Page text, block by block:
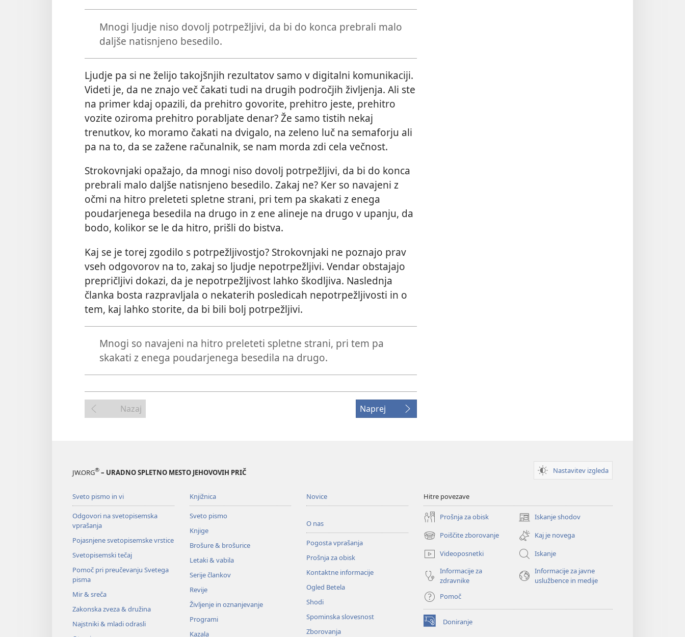
Mnogi ljudje niso dovolj potrpežljivi, da bi do konca prebrali malo
daljše natisnjeno besedilo.
Ljudje pa si ne želijo takojšnjih rezultatov samo v digitalni komunikaciji.
Videti je, da ne znajo več čakati tudi na drugih področjih življenja. Ali ste
na primer kdaj opazili, da prehitro govorite, prehitro jeste, prehitro
vozite oziroma prehitro porabljate denar? Že samo tistih nekaj
trenutkov, ko moramo čakati na dvigalo, na zeleno luč na semaforju ali
pa na to, da se zažene računalnik, se nam morda zdi cela večnost.
Strokovnjaki opažajo, da mnogi niso dovolj potrpežljivi, da bi do konca
prebrali malo daljše natisnjeno besedilo. Zakaj ne? Ker so navajeni z
očmi na hitro preleteti spletne strani, pri tem pa skakati z enega
poudarjenega besedila na drugo in z ene alineje na drugo v upanju, da
bodo, kolikor se le da hitro, prišli do bistva.
Kaj se je torej zgodilo s potrpežljivostjo? Strokovnjaki ne poznajo prav
vseh odgovorov na to, zakaj so ljudje nepotrpežljivi. Vendar obstajajo
prepričljivi dokazi, da je nepotrpežljivost lahko škodljiva. Naslednja
članka bosta razpravljala o nekaterih posledicah nepotrpežljivosti in o
tem, kaj lahko storite, da bi bili bolj potrpežljivi.
Mnogi so navajeni na hitro preleteti spletne strani, pri tem pa
skakati z enega poudarjenega besedila na drugo.
Nazaj Naprej
JW.ORG® – URADNO SPLETNO MESTO JEHOVOVIH PRIČ Nastavitev izgleda
Sveto pismo in vi
Odgovori na svetopisemska
vprašanja
Pojasnjene svetopisemske vrstice
Svetopisemski tečaj
Pomoč pri preučevanju Svetega
pisma
Mir & sreča
Zakonska zveza & družina
Najstniki & mladi odrasli
Knjižnica
Sveto pismo
Knjige
Brošure & brošurice
Letaki & vabila
Serije člankov
Revije
Življenje in oznanjevanje
Programi
Kazala
Novice
O nas
Pogosta vprašanja
Prošnja za obisk
Kontaktne informacije
Ogled Betela
Shodi
Spominska slovesnost
Zborovanja
Hitre povezave
Prošnja za obisk Iskanje shodov
(odpre
novo
okno)
Poiščite zborovanje
(odpre
novo
okno)
Kaj je novega
Videoposnetki
Iskanje
Informacije za
zdravnike
Informacije za javne
uslužbence in medije
Pomoč
Doniranje
(odpre